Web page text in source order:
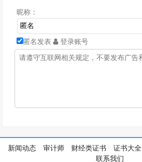
昵称：
匿名发表 登录账号
新闻动态 审计师 财经类证书 证书大全
联系我们